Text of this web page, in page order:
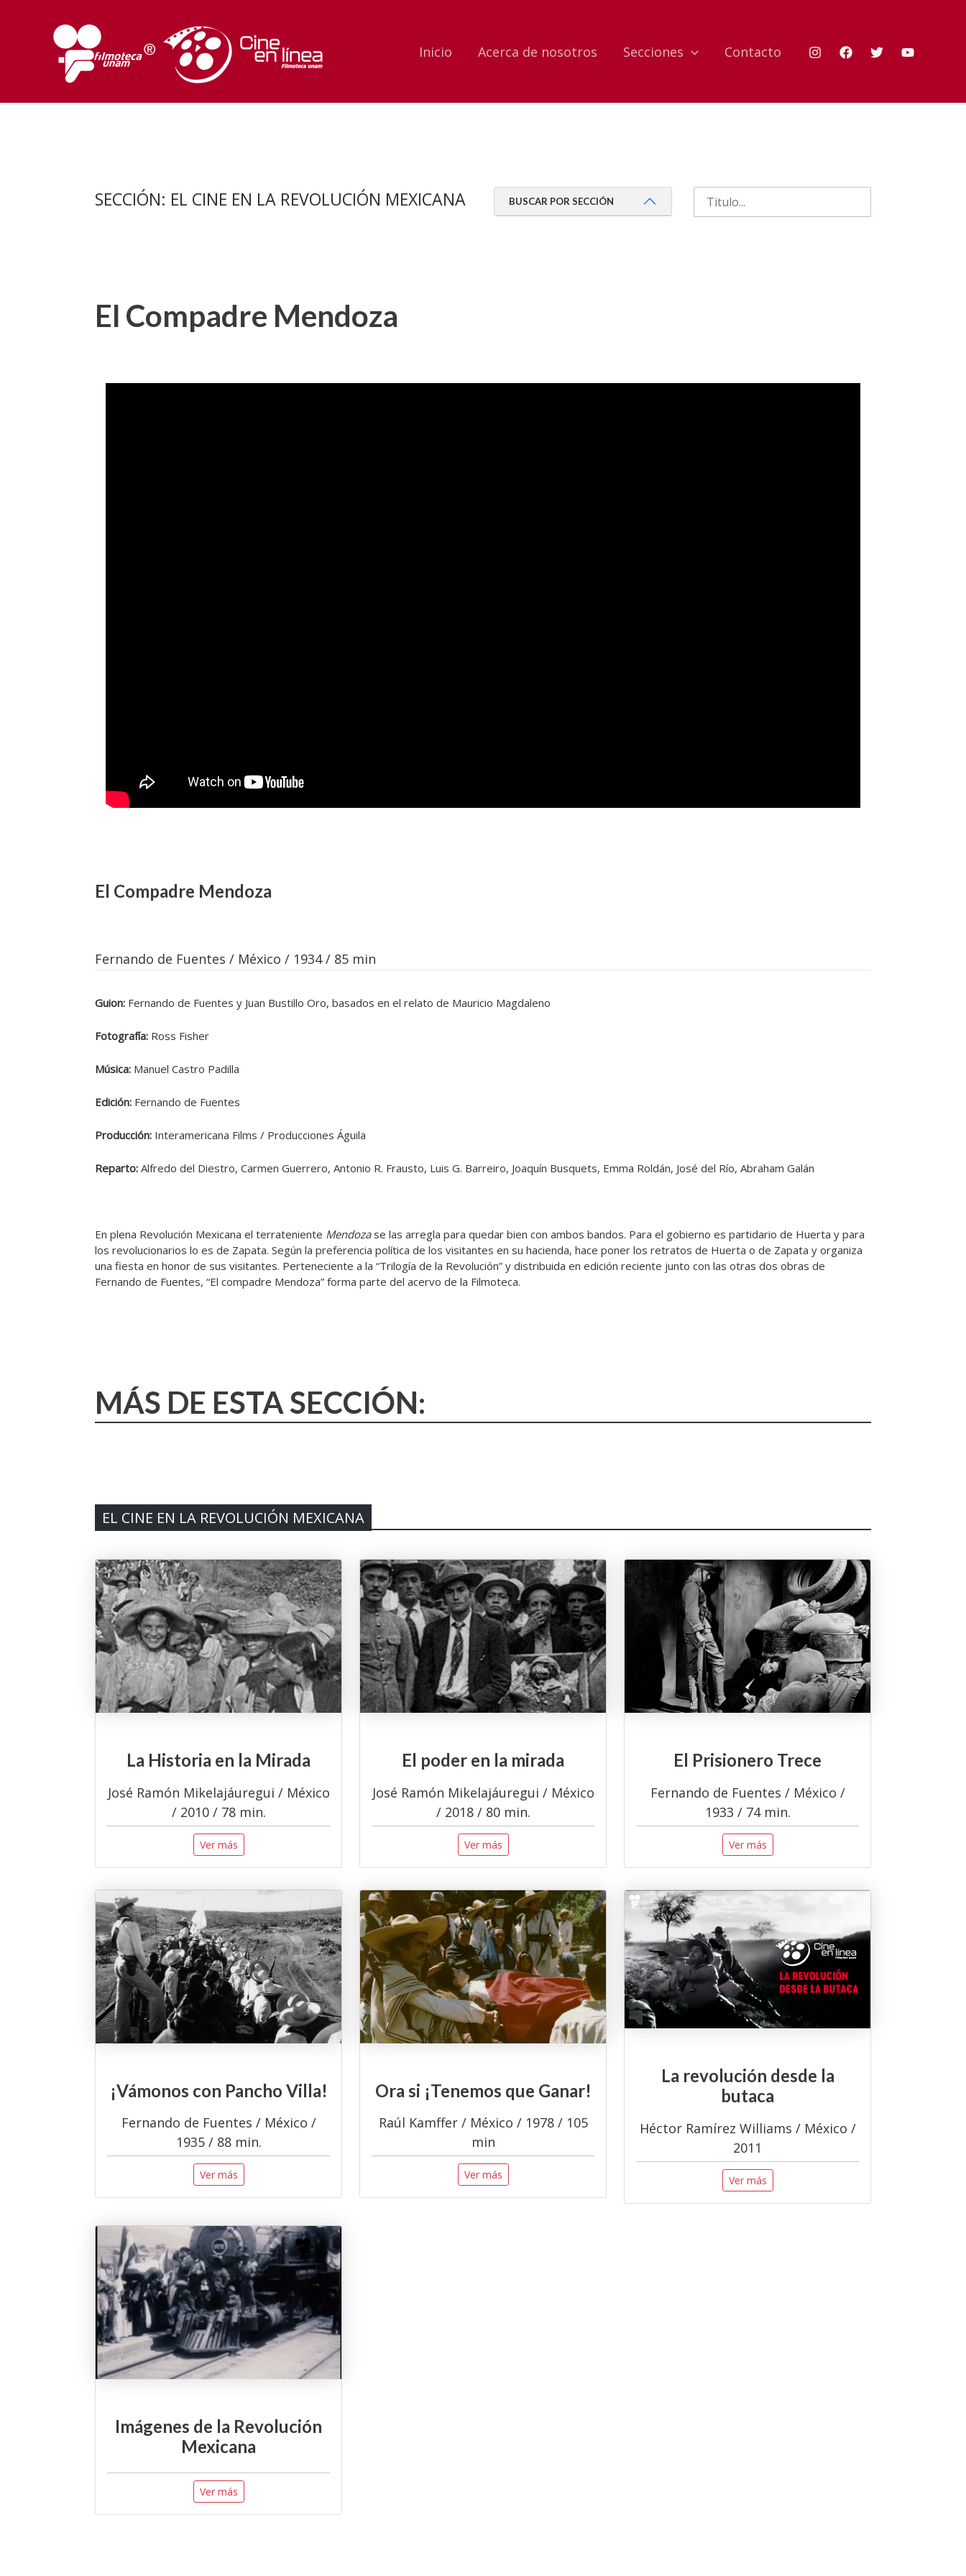
contenido
Inicio Acerca de nosotros Secciones Contacto
SECCIÓN: EL CINE EN LA REVOLUCIÓN MEXICANA BUSCAR POR SECCIÓN
El Compadre Mendoza
El Compadre Mendoza
Fernando de Fuentes / México / 1934 / 85 min
Guion: Fernando de Fuentes y Juan Bustillo Oro, basados en el relato de Mauricio Magdaleno
Fotografía: Ross Fisher
Música: Manuel Castro Padilla
Edición: Fernando de Fuentes
Producción: Interamericana Films / Producciones Águila
Reparto: Alfredo del Diestro, Carmen Guerrero, Antonio R. Frausto, Luis G. Barreiro, Joaquín Busquets, Emma Roldán, José del Río, Abraham Galán
En plena Revolución Mexicana el terrateniente Mendozase las arregla para quedar bien con ambos bandos. Para el gobierno es partidario de Huerta y para
los revolucionarios lo es de Zapata. Según la preferencia política de los visitantes en su hacienda, hace poner los retratos de Huerta o de Zapata y organiza
una fiesta en honor de sus visitantes. Perteneciente a la “Trilogía de la Revolución” y distribuida en edición reciente junto con las otras dos obras de
Fernando de Fuentes, “El compadre Mendoza” forma parte del acervo de la Filmoteca.
MÁS DE ESTA SECCIÓN:
EL CINE EN LA REVOLUCIÓN MEXICANA
La Historia en la Mirada
José Ramón Mikelajáuregui / México
/ 2010 / 78 min.
Ver más
El poder en la mirada
José Ramón Mikelajáuregui / México
/ 2018 / 80 min.
Ver más
El Prisionero Trece
Fernando de Fuentes / México /
1933 / 74 min.
Ver más
¡Vámonos con Pancho Villa!
Fernando de Fuentes / México /
1935 / 88 min.
Ver más
Ora si ¡Tenemos que Ganar!
Raúl Kamffer / México / 1978 / 105
min
Ver más
La revolución desde la
butaca
Héctor Ramírez Williams / México /
2011
Ver más
Imágenes de la Revolución
Mexicana
Ver más